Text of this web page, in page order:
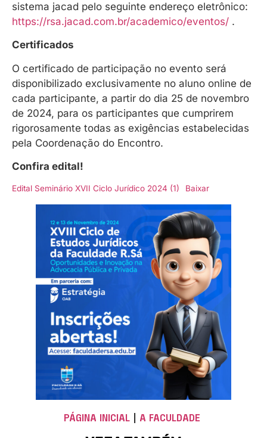
sistema jacad pelo seguinte endereço eletrônico:
https://rsa.jacad.com.br/academico/eventos/ .
Certificados
O certificado de participação no evento será
disponibilizado exclusivamente no aluno online de
cada participante, a partir do dia 25 de novembro
de 2024, para os participantes que cumprirem
rigorosamente todas as exigências estabelecidas
pela Coordenação do Encontro.
Confira edital!
Edital Seminário XVII Ciclo Jurídico 2024 (1) Baixar
PÁGINA INICIAL A FACULDADE